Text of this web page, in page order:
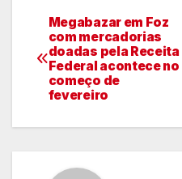
Navegação
de
artigos
Megabazar em Foz
com mercadorias
doadas pela Receita
Federal acontece no
começo de
fevereiro